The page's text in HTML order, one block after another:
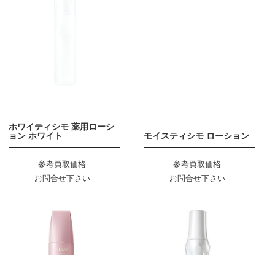
ホワイティシモ 薬用ローシ
ョン ホワイト
参考買取価格
お問合せ下さい
モイスティシモ ローション
参考買取価格
お問合せ下さい